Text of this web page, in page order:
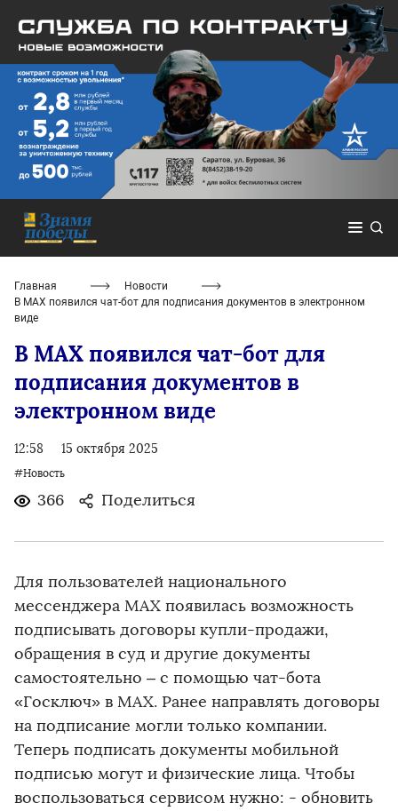
Главная
Новости
В MAX появился чат-бот для подписания документов в электронном
виде
В MAX появился чат-бот для
подписания документов в
электронном виде
12:58 15 октября 2025
#Новость
366 Поделиться
Для пользователей национального
мессенджера MAX появилась возможность
подписывать договоры купли-продажи,
обращения в суд и другие документы
самостоятельно – с помощью чат-бота
«Госключ» в MAX. Ранее направлять договоры
на подписание могли только компании.
Теперь подписать документы мобильной
подписью могут и физические лица. Чтобы
воспользоваться сервисом нужно: - обновить